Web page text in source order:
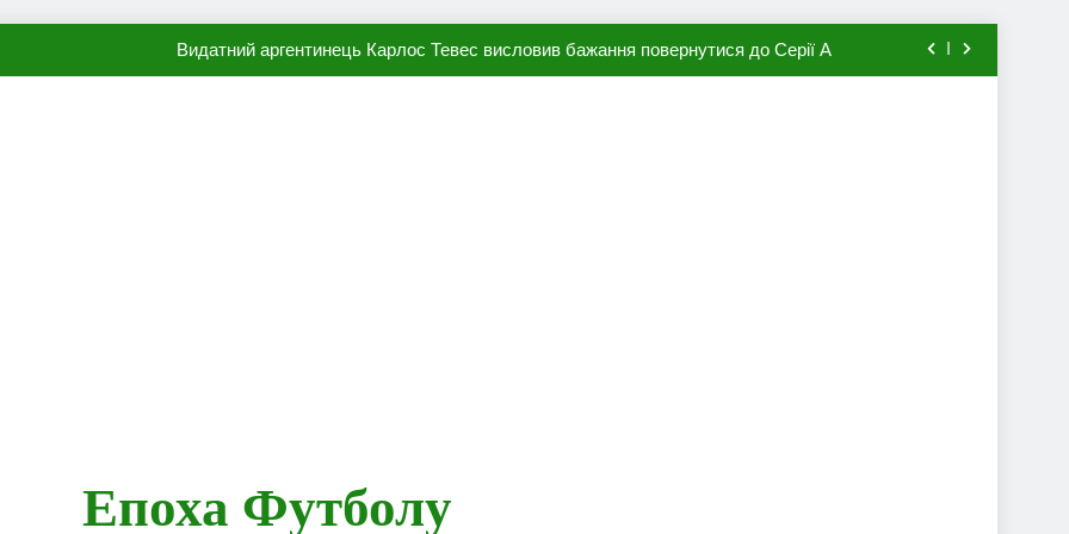
Видатний аргентинець Карлос Тевес висловив бажання повернутися до Серії А
Епоха Футболу